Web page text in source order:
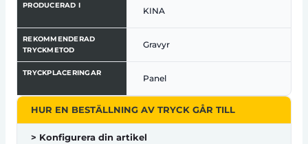
PRODUCERAD I
KINA
REKOMMENDERAD
TRYCKMETOD
Gravyr
TRYCKPLACERINGAR
Panel
HUR EN BESTÄLLNING AV TRYCK GÅR TILL
> Konfigurera din artikel